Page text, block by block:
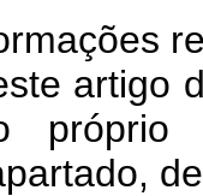
artigo